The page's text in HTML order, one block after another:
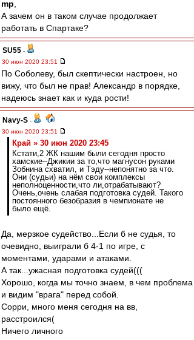
mp
А зачем он в таком случае продолжает
работать в Спартаке?
SU55 -
30 июн 2020 23:51
По Соболеву, был скептически настроен, но
вижу, что был не прав! Александр в порядке,
надеюсь знает как и куда рости!
Navy-S -
30 июн 2020 23:51
Край » 30 июн 2020 23:45
Кстати,2 ЖК нашим были сегодня просто
хамские--Джикии за то,что магнусон руками
Зобнина схватил, и Тэду--непонятно за что.
Они (судьи) на нём свои комплексы
неполноценности,что ли,отрабатывают?
Очень,очень слабая подготовка судей. Такого
постоянного безобразия в чемпионате не
было ещё.
Да, мерзкое судейство...Если б не судья, то
очевидно, выиграли б 4-1 по игре, с
моментами, ударами и атаками.
А так...ужасная подготовка судей(((
Хорошо, когда мы точно знаем, в чем проблема
и видим "врага" перед собой.
Сорри, много меня сегодня на вв,
расстроился(
Ничего личного